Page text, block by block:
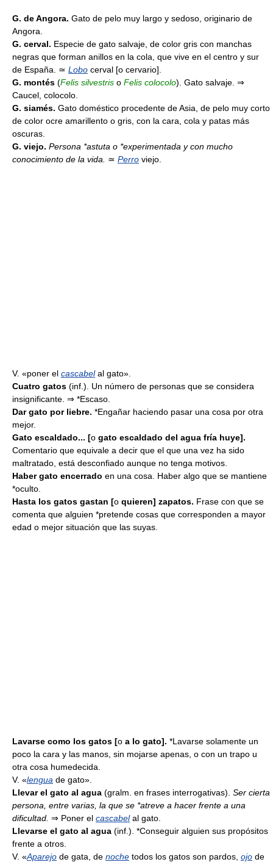
G. de Angora. Gato de pelo muy largo y sedoso, originario de
Angora.
G. cerval. Especie de gato salvaje, de color gris con manchas
negras que forman anillos en la cola, que vive en el centro y sur
de España. ≃ Lobo cerval [o cervario].
G. montés (Felis silvestris o Felis colocolo). Gato salvaje. ⇒
Caucel, colocolo.
G. siamés. Gato doméstico procedente de Asia, de pelo muy corto
de color ocre amarillento o gris, con la cara, cola y patas más
oscuras.
G. viejo. Persona *astuta o *experimentada y con mucho
conocimiento de la vida. ≃ Perro viejo.
V. «poner el cascabelal gato».
Cuatro gatos (inf.). Un número de personas que se considera
insignificante. ⇒ *Escaso.
Dar gato por liebre. *Engañar haciendo pasar una cosa por otra
mejor.
Gato escaldado... [o gato escaldado del agua fría huye].
Comentario que equivale a decir que el que una vez ha sido
maltratado, está desconfiado aunque no tenga motivos.
Haber gato encerrado en una cosa. Haber algo que se mantiene
*oculto.
Hasta los gatos gastan [o quieren] zapatos. Frase con que se
comenta que alguien *pretende cosas que corresponden a mayor
edad o mejor situación que las suyas.
Lavarse como los gatos [o a lo gato]. *Lavarse solamente un
poco la cara y las manos, sin mojarse apenas, o con un trapo u
otra cosa humedecida.
V. «lengua de gato».
Llevar el gato al agua (gralm. en frases interrogativas). Ser cierta
persona, entre varias, la que se *atreve a hacer frente a una
dificultad. ⇒ Poner el cascabelal gato.
Llevarse el gato al agua (inf.). *Conseguir alguien sus propósitos
frente a otros.
V. «Aparejo de gata, de noche todos los gatos son pardos, ojo de